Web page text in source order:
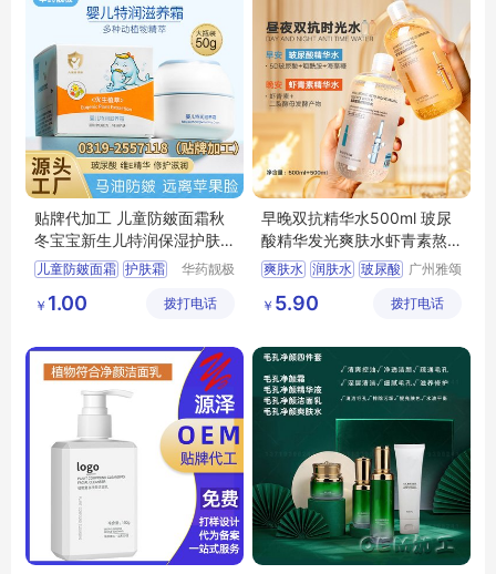
贴牌代加工 儿童防皴面霜秋
冬宝宝新生儿特润保湿护肤
霜马油滋养霜
儿童防皴面霜 护肤霜
面霜贴牌代加工
华药靓极
业有限公
￥ 1.00 拨打电话
早晚双抗精华水500ml 玻尿
酸精华发光爽肤水虾青素熬
夜急护湿敷水
爽肤水 润肤水 玻尿酸 广州雅颂
造有限公
￥ 5.90 拨打电话